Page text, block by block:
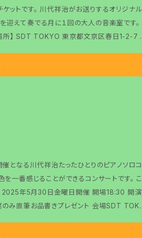
するオリジナル
迎えて奏でる月に１回の大人の音楽室です。
一番感じることができるコンサートです。 こ